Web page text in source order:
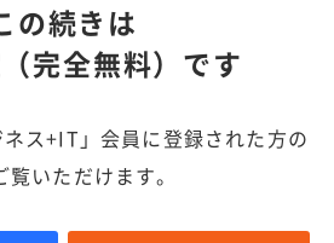
の続きは
完全無料）です
ス+IT」会員に登録された方の
覧いただけます。